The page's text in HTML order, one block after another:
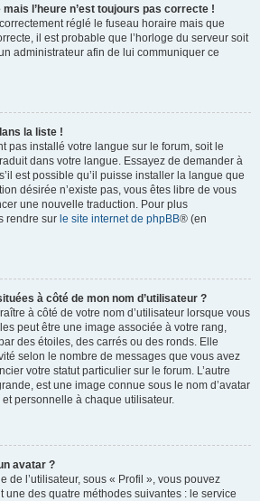
l’heure n’est toujours pas correcte !
réglé le fuseau horaire mais que
il est probable que l’horloge du serveur soit
administrateur afin de lui communiquer ce
la liste !
pas installé votre langue sur le forum, soit le
dans votre langue. Essayez de demander à
est possible qu’il puisse installer la langue que
désirée n’existe pas, vous êtes libre de vous
une nouvelle traduction. Pour plus
rendre sur le site internet de phpBB® (en
à côté de mon nom d’utilisateur ?
à côté de votre nom d’utilisateur lorsque vous
peut être une image associée à votre rang,
des étoiles, des carrés ou des ronds. Elle
selon le nombre de messages que vous avez
votre statut particulier sur le forum. L’autre
est une image connue sous le nom d’avatar
personnelle à chaque utilisateur.
avatar ?
de l’utilisateur, sous « Profil », vous pouvez
une des quatre méthodes suivantes : le service